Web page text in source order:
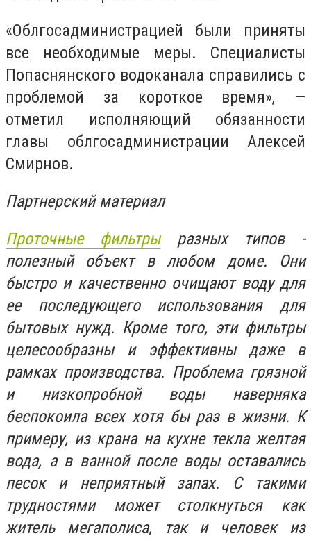
«Облгосадминистрацией были приняты
все необходимые меры. Специалисты
Попаснянского водоканала справились с
проблемой за короткое время», —
отметил исполняющий обязанности
главы облгосадминистрации Алексей
Смирнов.
Партнерский материал
Проточные фильтрыразных типов -
полезный объект в любом доме. Они
быстро и качественно очищают воду для
ее последующего использования для
бытовых нужд. Кроме того, эти фильтры
целесообразны и эффективны даже в
рамках производства. Проблема грязной
и низкопробной воды наверняка
беспокоила всех хотя бы раз в жизни. К
примеру, из крана на кухне текла желтая
вода, а в ванной после воды оставались
песок и неприятный запах. С такими
трудностями может столкнуться как
житель мегаполиса, так и человек из